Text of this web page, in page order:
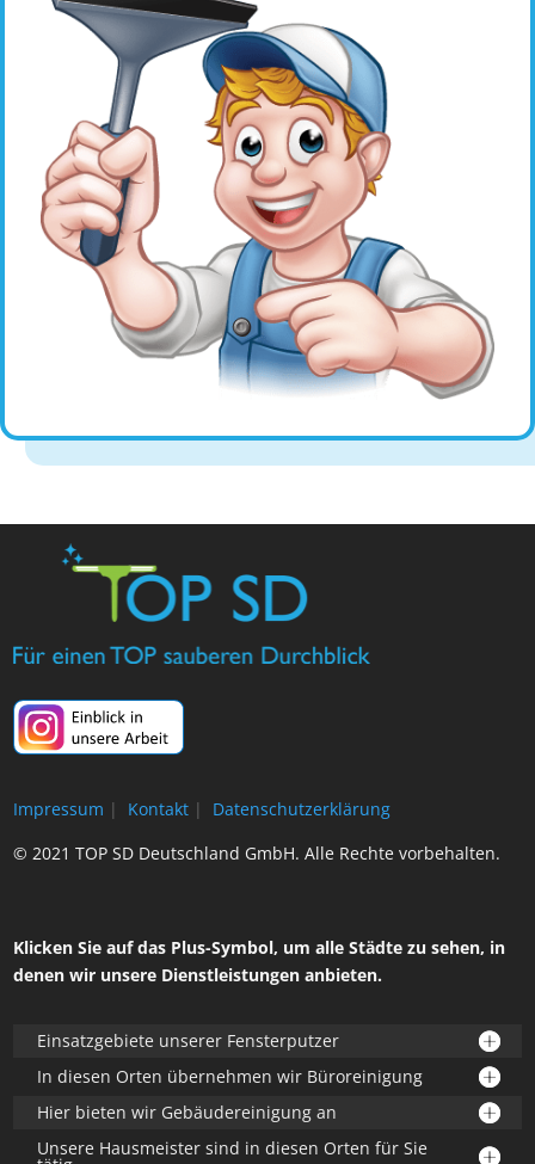
Impressum | Kontakt |
Datenschutzerklärung
© 2021 TOP SD Deutschland GmbH. Alle Rechte vorbehalten.
Klicken Sie auf das Plus-Symbol, um alle Städte zu sehen, in
denen wir unsere Dienstleistungen anbieten.
Einsatzgebiete unserer Fensterputzer
In diesen Orten übernehmen wir Büroreinigung
Hier bieten wir Gebäudereinigung an
Unsere Hausmeister sind in diesen Orten für Sie